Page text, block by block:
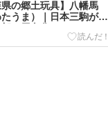
県の郷土玩具】八幡馬
たうま）｜日本三駒が伝
部の馬文化